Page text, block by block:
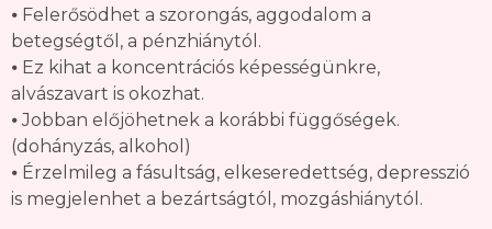
⦁ Felerősödhet a szorongás, aggodalom a
betegségtől, a pénzhiánytól.
⦁ Ez kihat a koncentrációs képességünkre,
alvászavart is okozhat.
⦁ Jobban előjöhetnek a korábbi függőségek.
(dohányzás, alkohol)
⦁ Érzelmileg a fásultság, elkeseredettség, depresszió
is megjelenhet a bezártságtól, mozgáshiánytól.